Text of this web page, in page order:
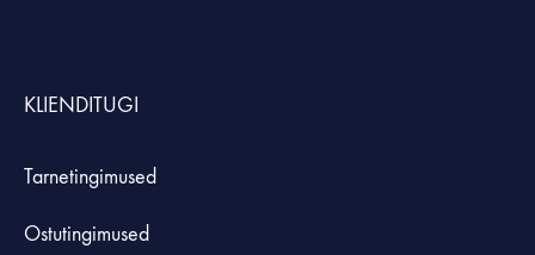
KLIENDITUGI
Tarnetingimused
Ostutingimused